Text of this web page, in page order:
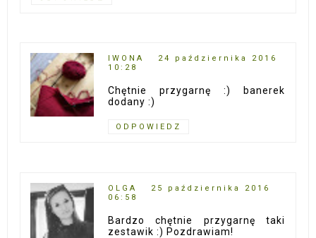
IWONA
24 października 2016
10:28
Chętnie przygarnę :) banerek
dodany :)
ODPOWIEDZ
OLGA
25 października 2016
06:58
Bardzo chętnie przygarnę taki
zestawik :) Pozdrawiam!